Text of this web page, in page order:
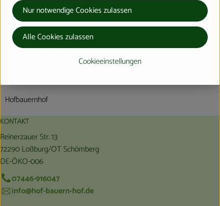
Produktinformationen
Hofbauernhof
KONTAKT
Reinerzauer Str. 13
72290 Loßburg/OT Schömberg
DE-ÖKO-006
07446-916047
info@hof-bauern-hof.de
Cookieeinstellungen
Nur notwendige Cookies zulassen
Alle Cookies zulassen